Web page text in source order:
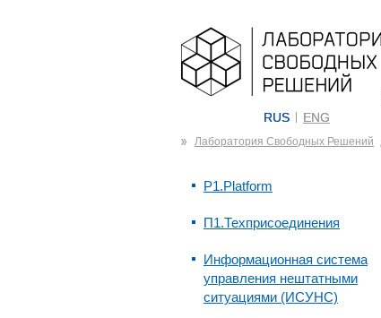
RUS ENG
Лаборатория Свободных Решений
P1.Platform
П1.Техприсоединения
Информационная система
управления нештатными
ситуациями (ИСУНС)